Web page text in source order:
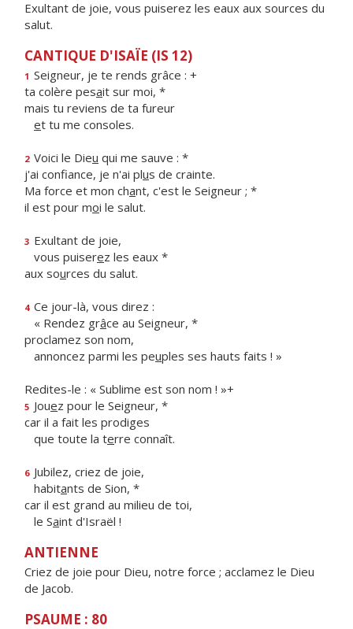
Exultant de joie, vous puiserez les eaux aux sources du
salut.
CANTIQUE D'ISAÏE (IS 12)
1 Seigneur, je te rends grâce : +
ta colère pesait sur moi, *
mais tu reviens de ta fureur
et tu me consoles.
2 Voici le Dieu qui me sauve : *
j'ai confiance, je n'ai plus de crainte.
Ma force et mon chant, c'est le Seigneur ; *
il est pour moi le salut.
3 Exultant de joie,
vous puiserez les eaux *
aux sources du salut.
4 Ce jour-là, vous direz :
« Rendez grâce au Seigneur, *
proclamez son nom,
annoncez parmi les peuples ses hauts faits ! »
Redites-le : « Sublime est son nom ! »+
5 Jouez pour le Seigneur, *
car il a fait les prodiges
que toute la terre connaît.
6 Jubilez, criez de joie,
habitants de Sion, *
car il est grand au milieu de toi,
le Saint d'Israël !
ANTIENNE
Criez de joie pour Dieu, notre force ; acclamez le Dieu
de Jacob.
PSAUME : 80